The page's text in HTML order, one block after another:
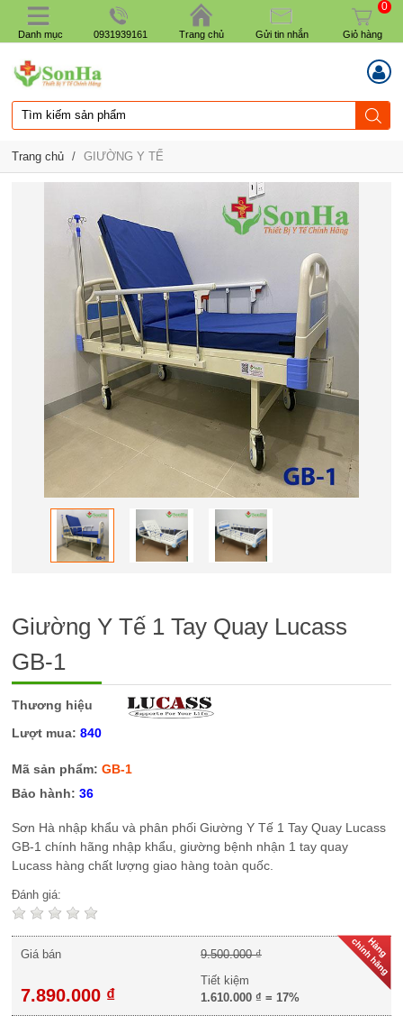
Danh mục 0931939161 Trang chủ Gửi tin nhắn
0
Giỏ hàng
Trang chủ / GIƯỜNG Y TẾ
Giường Y Tế 1 Tay Quay Lucass
GB-1
Thương hiệu
Lượt mua:840
Mã sản phẩm:GB-1
Bảo hành:36
Sơn Hà nhập khẩu và phân phối Giường Y Tế 1 Tay Quay Lucass
GB-1 chính hãng nhập khẩu, giường bệnh nhận 1 tay quay
Lucass hàng chất lượng giao hàng toàn quốc.
Đánh giá:
Giá bán
7.890.000 ₫
9.500.000 ₫
Tiết kiệm
1.610.000 ₫ = 17%